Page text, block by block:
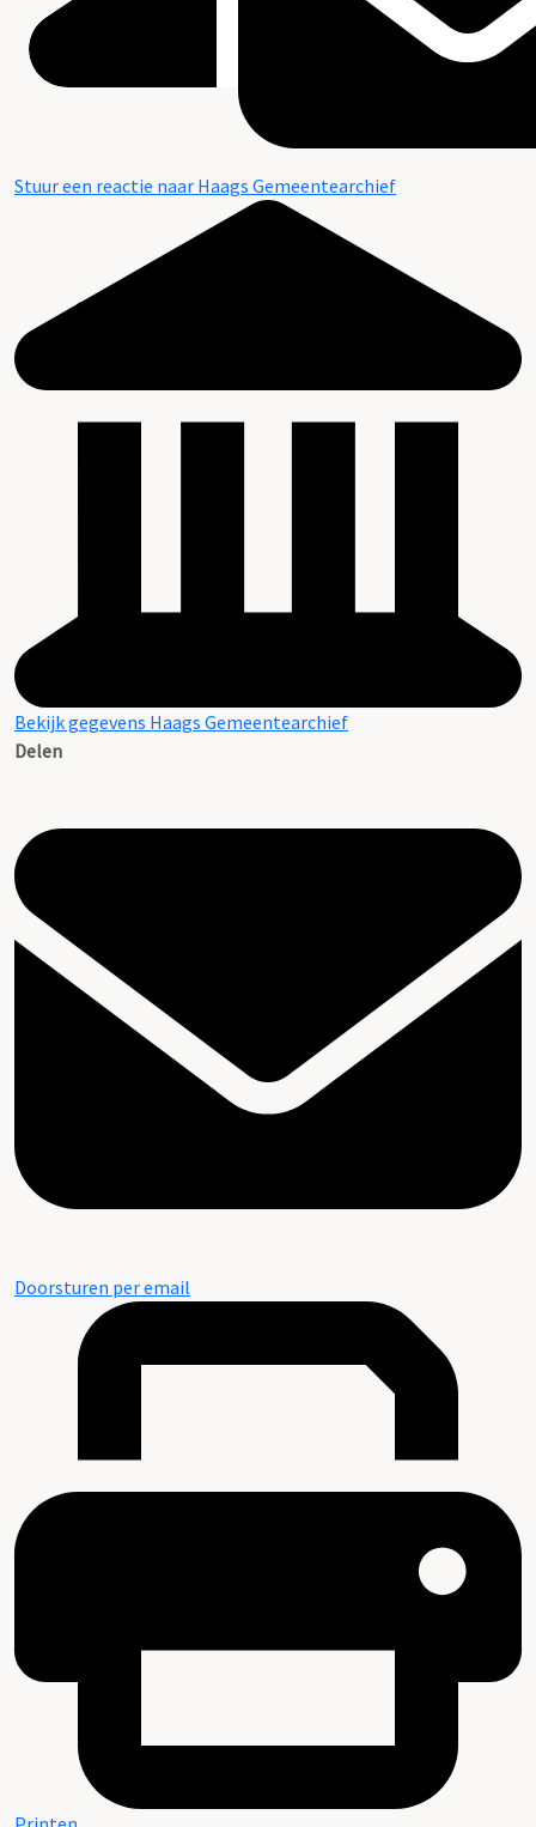
Stuur een reactie naar Haags Gemeentearchief
Bekijk gegevens Haags Gemeentearchief
Delen
Doorsturen per email